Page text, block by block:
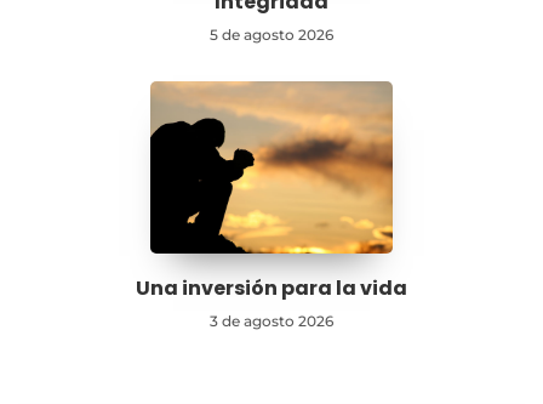
5 de agosto 2026
Una inversión para la vida
3 de agosto 2026